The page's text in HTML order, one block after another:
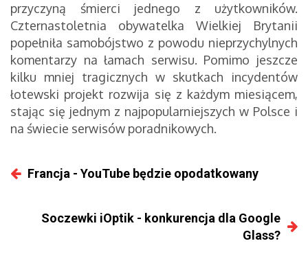
przyczyną śmierci jednego z użytkowników.
Czternastoletnia obywatelka Wielkiej Brytanii
popełniła samobójstwo z powodu nieprzychylnych
komentarzy na łamach serwisu. Pomimo jeszcze
kilku mniej tragicznych w skutkach incydentów
łotewski projekt rozwija się z każdym miesiącem,
stając się jednym z najpopularniejszych w Polsce i
na świecie serwisów poradnikowych.
Francja - YouTube będzie opodatkowany
Soczewki iOptik - konkurencja dla Google
Glass?